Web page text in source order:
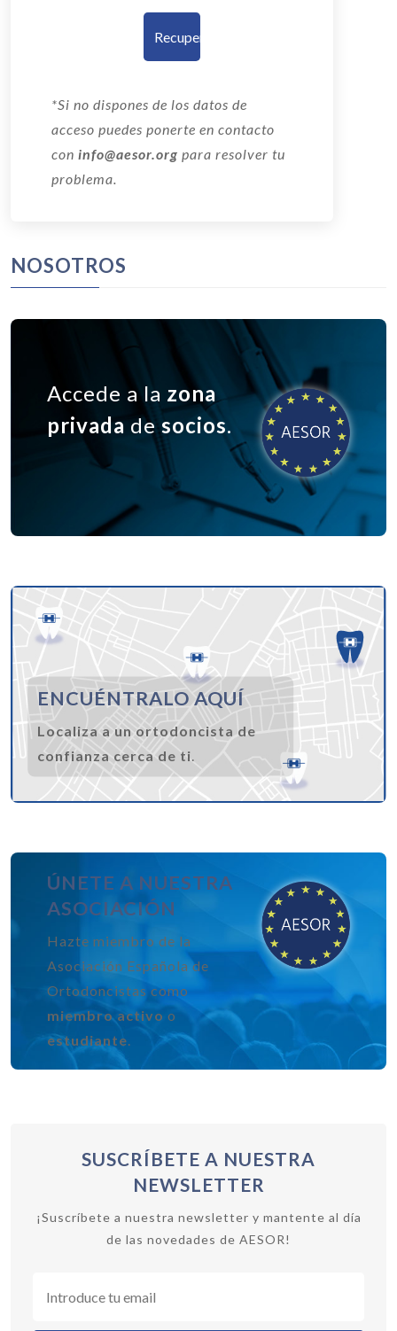
Recuperar
*Si no dispones de los datos de
acceso puedes ponerte en contacto
con info@aesor.org para resolver tu
problema.
NOSOTROS
Accede a la zona
privadadesocios.
ENCUÉNTRALO AQUÍ
Localiza a un ortodoncista de
confianza cerca de ti
ÚNETE A NUESTRA
ASOCIACIÓN
Hazte miembro de la
Asociación Española de
Ortodoncistas como
miembro activo o
estudiante.
SUSCRÍBETE A NUESTRA
NEWSLETTER
¡Suscríbete a nuestra newsletter y mantente al día
de las novedades de AESOR!